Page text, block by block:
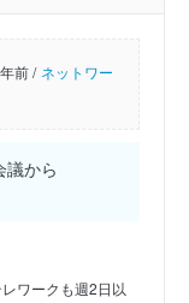
前 / ネットワー
から
ワークも週2日以